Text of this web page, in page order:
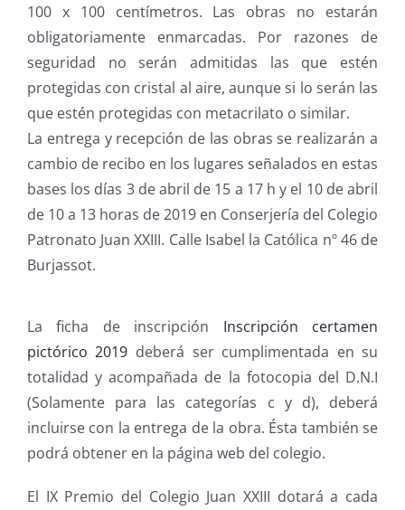
100 x 100 centímetros. Las obras no estarán
obligatoriamente enmarcadas. Por razones de
seguridad no serán admitidas las que estén
protegidas con cristal al aire, aunque si lo serán las
que estén protegidas con metacrilato o similar.
La entrega y recepción de las obras se realizarán a
cambio de recibo en los lugares señalados en estas
bases los días 3 de abril de 15 a 17 h y el 10 de abril
de 10 a 13 horas de 2019 en Conserjería del Colegio
Patronato Juan XXIII. Calle Isabel la Católica nº 46 de
Burjassot.
La ficha de inscripción Inscripción certamen
pictórico 2019 deberá ser cumplimentada en su
totalidad y acompañada de la fotocopia del D.N.I
(Solamente para las categorías c y d), deberá
incluirse con la entrega de la obra. Ésta también se
podrá obtener en la página web del colegio.
El IX Premio del Colegio Juan XXIII dotará a cada